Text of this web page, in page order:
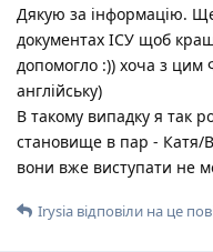
Дякую за інформацію.
документах ІСУ щоб
допомогло :)) хоча з цим
англійську)
В такому випадку я так
становище в пар -
вони вже виступати не
Irysia відповіли на це